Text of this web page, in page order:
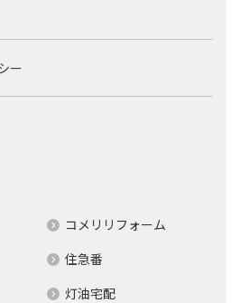
ー
コメリリフォーム
住急番
灯油宅配